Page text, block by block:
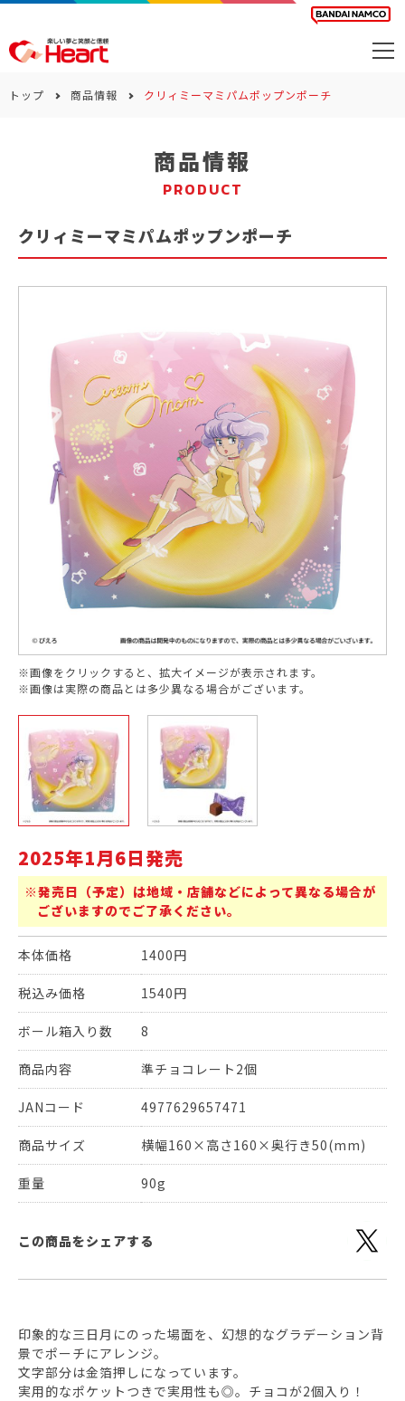
サステナビリティ
トップ 商品情報 クリィミーマミパムポップンポーチ
商品情報
PRODUCT
クリィミーマミパムポップンポーチ
※画像をクリックすると、拡大イメージが表示されます。
※画像は実際の商品とは多少異なる場合がございます。
2025年1月6日発売
※発売日（予定）は地域・店舗などによって異なる場合が
ございますのでご了承ください。
本体価格 1400円
税込み価格 1540円
ボール箱入り数 8
商品内容 準チョコレート2個
JANコード 4977629657471
商品サイズ 横幅160×高さ160×奥行き50(mm)
重量 90g
この商品をシェアする
印象的な三日月にのった場面を、幻想的なグラデーション背
景でポーチにアレンジ。
文字部分は金箔押しになっています。
実用的なポケットつきで実用性も◎。チョコが2個入り！